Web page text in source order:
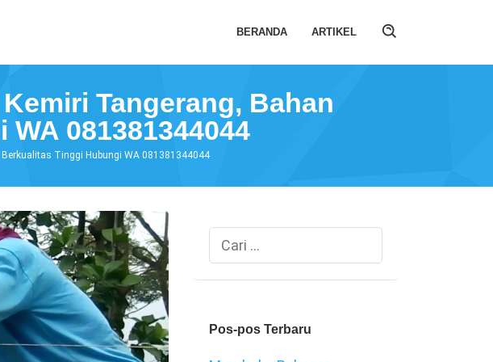
BERANDA
ARTIKEL
Tangerang, Bahan
081381344044
Tinggi Hubungi WA 081381344044
Cari
untuk:
Pos-pos Terbaru